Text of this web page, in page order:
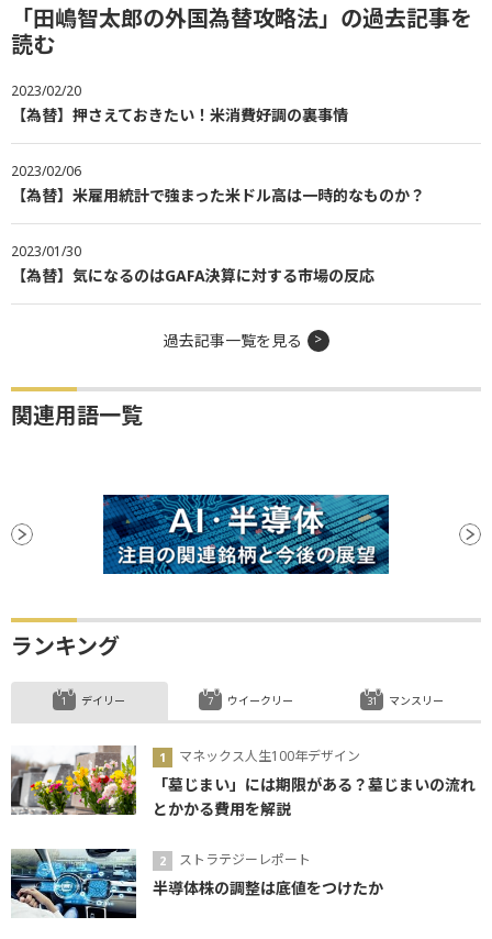
「田嶋智太郎の外国為替攻略法」の過去記事を
読む
2023/02/20
【為替】押さえておきたい！米消費好調の裏事情
2023/02/06
【為替】米雇用統計で強まった米ドル高は一時的なものか？
2023/01/30
【為替】気になるのはGAFA決算に対する市場の反応
過去記事一覧を見る
関連用語一覧
ランキング
デイリー
マネックス人生100年デザイン
「墓じまい」には期限がある？墓じまいの流れ
とかかる費用を解説
ストラテジーレポート
半導体株の調整は底値をつけたか
ウイークリー マンスリー